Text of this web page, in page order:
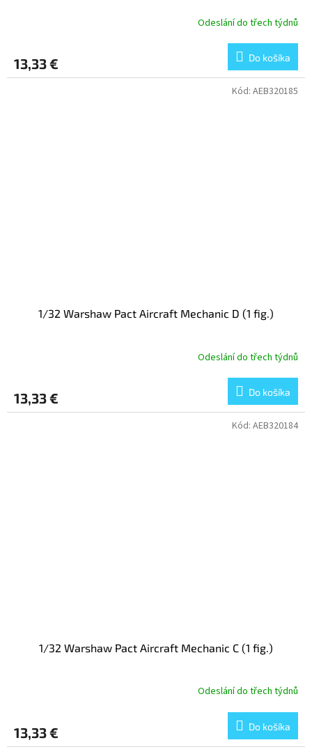
Odeslání do třech týdnů
13,33 € Do košíka
1/32 Warshaw Pact Aircraft Mechanic D (1 fig.)
Odeslání do třech týdnů
13,33 € Do košíka
Kód: AEB320185
1/32 Warshaw Pact Aircraft Mechanic C (1 fig.)
Odeslání do třech týdnů
13,33 € Do košíka
Kód: AEB320184